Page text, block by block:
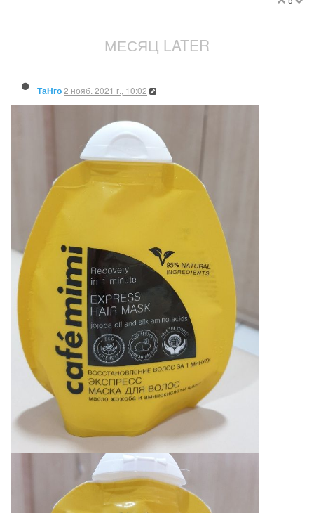
МЕСЯЦ LATER
ТаНго2 нояб. 2021 г., 10:02